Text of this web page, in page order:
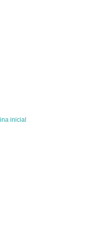
inicial